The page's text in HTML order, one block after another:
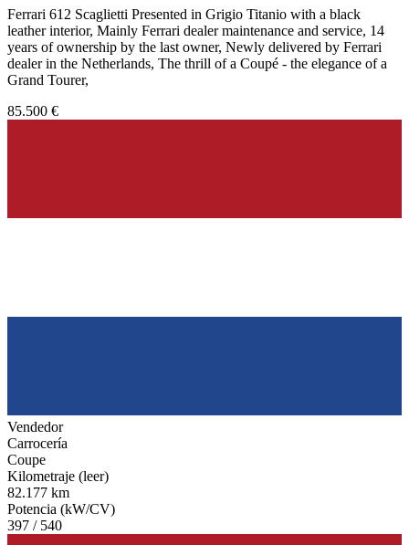
Ferrari 612 Scaglietti Presented in Grigio Titanio with a black
leather interior, Mainly Ferrari dealer maintenance and service, 14
years of ownership by the last owner, Newly delivered by Ferrari
dealer in the Netherlands, The thrill of a Coupé - the elegance of a
Grand Tourer,
85.500 €
Vendedor
Carrocería
Coupe
Kilometraje (leer)
82.177 km
Potencia (kW/CV)
397 / 540